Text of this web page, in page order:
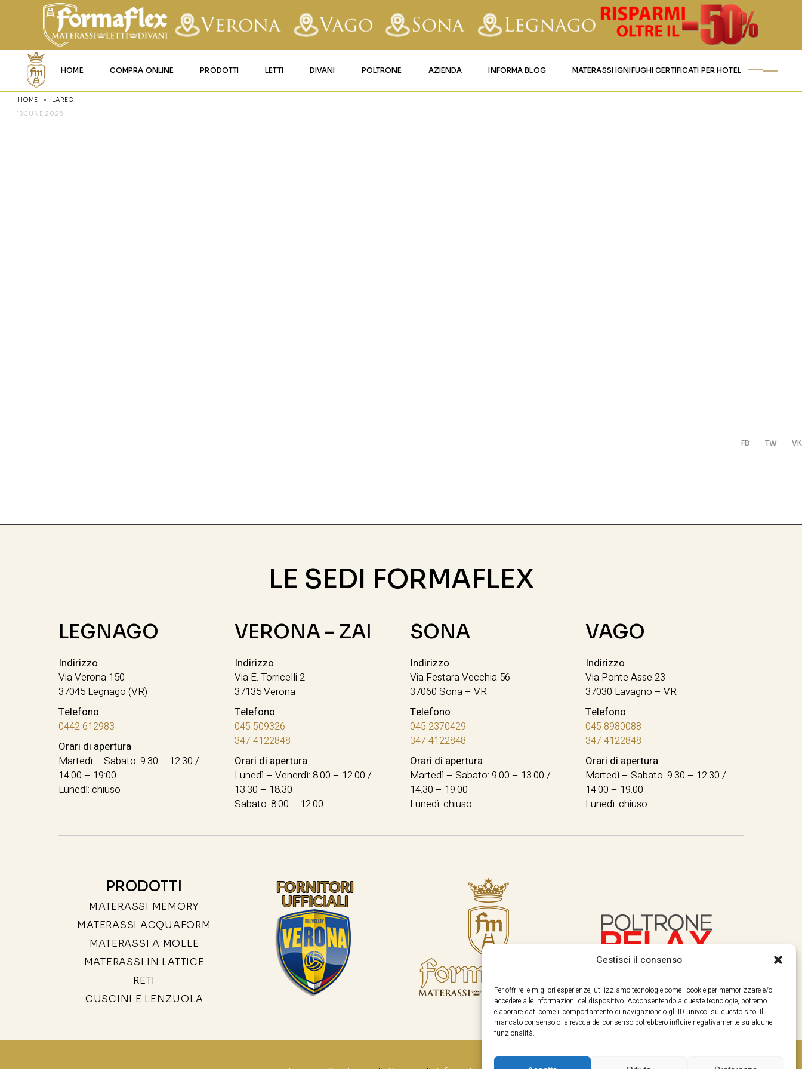
Gestisci il consenso
Per offrire le migliori esperienze, utilizziamo tecnologie come i cookie per memorizzare e/o
accedere alle informazioni del dispositivo. Acconsentendo a queste tecnologie, potremo
elaborare dati come il comportamento di navigazione o gli ID univoci su questo sito. Il
mancato consenso o la revoca del consenso potrebbero influire negativamente su alcune
funzionalità.
HOME COMPRA ONLINE PRODOTTI LETTI DIVANI POLTRONE AZIENDA INFORMA BLOG MATERASSI IGNIFUGHI CERTIFICATI PER HOTEL
HOME
LAREG
18 JUNE 2026
FB TW VK
LE SEDI FORMAFLEX
LEGNAGO
Indirizzo
Via Verona 150
37045 Legnago (VR)
Telefono
0442 612983
Orari di apertura
Martedì – Sabato: 9:30 – 12:30 /
14:00 – 19:00
Lunedì: chiuso
VERONA – ZAI
Indirizzo
Via E. Torricelli 2
37135 Verona
Telefono
045 509326
347 4122848
Orari di apertura
Lunedì – Venerdì: 8.00 – 12.00 /
13.30 – 18.30
Sabato: 8.00 – 12.00
SONA
Indirizzo
Via Festara Vecchia 56
37060 Sona – VR
Telefono
045 2370429
347 4122848
Orari di apertura
Martedì – Sabato: 9.00 – 13.00 /
14.30 – 19.00
Lunedì: chiuso
VAGO
Indirizzo
Via Ponte Asse 23
37030 Lavagno – VR
Telefono
045 8980088
347 4122848
Orari di apertura
Martedì – Sabato: 9.30 – 12.30 /
14.00 – 19.00
Lunedì: chiuso
PRODOTTI
MATERASSI MEMORY
MATERASSI ACQUAFORM
MATERASSI A MOLLE
MATERASSI IN LATTICE
RETI
CUSCINI E LENZUOLA